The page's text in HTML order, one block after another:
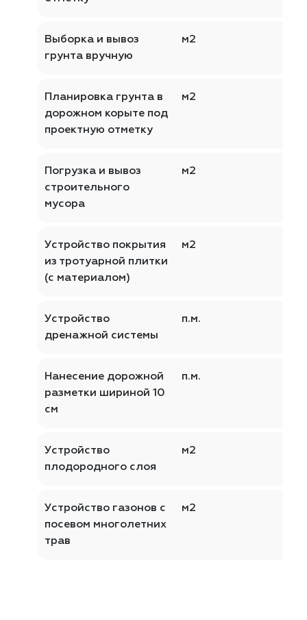
Выборка и вывоз
грунта вручную
м2
Планировка грунта в
дорожном корыте под
проектную отметку
м2
Погрузка и вывоз
строительного
мусора
м2
Устройство покрытия
из тротуарной плитки
(с материалом)
м2
Устройство
дренажной системы
п.м.
Нанесение дорожной
разметки шириной 10
см
п.м.
Устройство
плодородного слоя
м2
Устройство газонов с
посевом многолетних
трав
м2